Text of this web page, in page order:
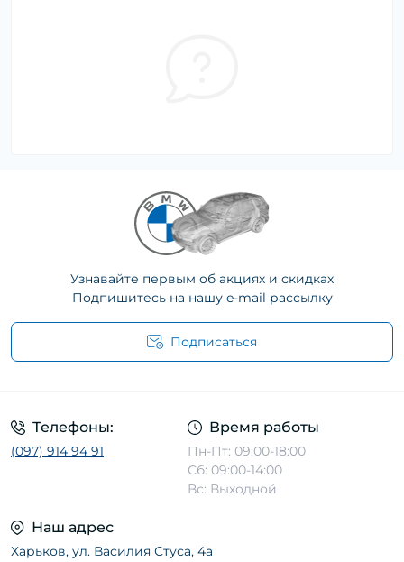
Узнавайте первым об акциях и скидках
Подпишитесь на нашу e-mail рассылку
Подписаться
Телефоны:
(097) 914 94 91
Время работы
Пн-Пт: 09:00-18:00
Сб: 09:00-14:00
Вс: Выходной
Наш адрес
Харьков, ул. Василия Стуса, 4а